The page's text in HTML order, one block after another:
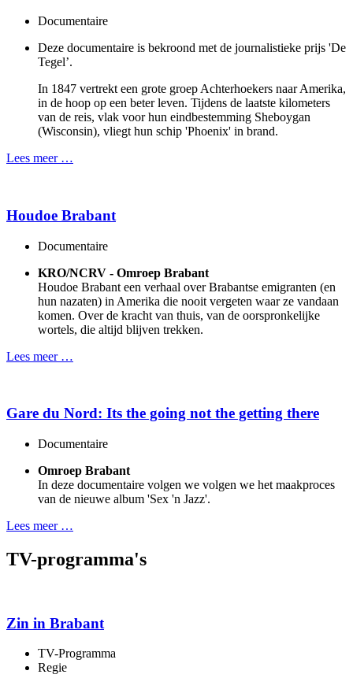
Documentaire
Deze documentaire is bekroond met de journalistieke prijs 'De
Tegel’.
In 1847 vertrekt een grote groep Achterhoekers naar Amerika,
in de hoop op een beter leven. Tijdens de laatste kilometers
van de reis, vlak voor hun eindbestemming Sheboygan
(Wisconsin), vliegt hun schip 'Phoenix' in brand.
Lees meer …
Houdoe Brabant
Documentaire
KRO/NCRV - Omroep Brabant
Houdoe Brabant een verhaal over Brabantse emigranten (en
hun nazaten) in Amerika die nooit vergeten waar ze vandaan
komen. Over de kracht van thuis, van de oorspronkelijke
wortels, die altijd blijven trekken.
Lees meer …
Gare du Nord: Its the going not the getting there
Documentaire
Omroep Brabant
In deze documentaire volgen we volgen we het maakproces
van de nieuwe album 'Sex 'n Jazz'.
Lees meer …
TV-programma's
Zin in Brabant
TV-Programma
Regie